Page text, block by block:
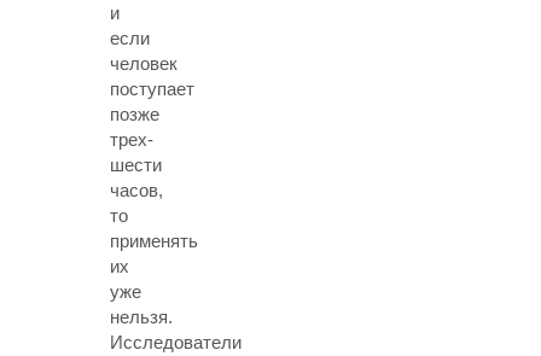
и
если
человек
поступает
позже
трех-
шести
часов,
то
применять
их
уже
нельзя.
Исследователи